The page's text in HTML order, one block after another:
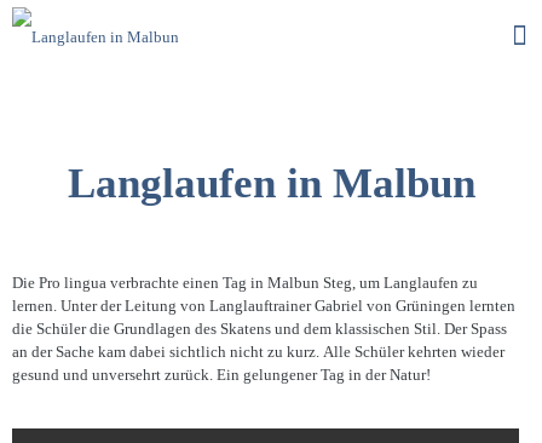
Langlaufen in Malbun
Die Pro lingua verbrachte einen Tag in Malbun Steg, um Langlaufen zu
lernen. Unter der Leitung von Langlauftrainer Gabriel von Grüningen lernten
die Schüler die Grundlagen des Skatens und dem klassischen Stil. Der Spass
an der Sache kam dabei sichtlich nicht zu kurz. Alle Schüler kehrten wieder
gesund und unversehrt zurück. Ein gelungener Tag in der Natur!